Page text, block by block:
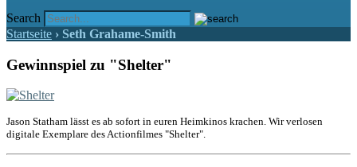
Search
Startseite › Seth Grahame-Smith
Gewinnspiel zu "Shelter"
Jason Statham lässt es ab sofort in euren Heimkinos krachen. Wir verlosen
digitale Exemplare des Actionfilmes "Shelter".